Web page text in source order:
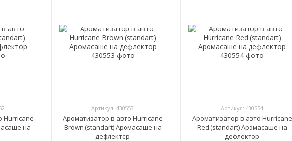
Hurricane
на
Артикул: 430553
Ароматизатор в авто Hurricane
Brown (standart) Аромасаше на
дефлектор
Артикул: 430554
Ароматизатор в авто Hurricane
Red (standart) Аромасаше на
дефлектор